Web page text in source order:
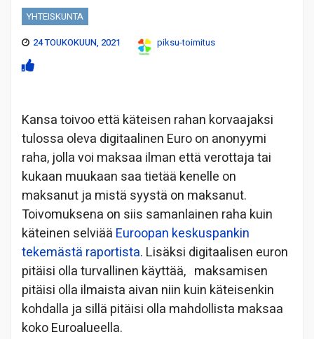
YHTEISKUNTA
24 TOUKOKUUN, 2021
piksu-toimitus
Kansa toivoo että käteisen rahan korvaajaksi
tulossa oleva digitaalinen Euro on anonyymi
raha, jolla voi maksaa ilman että verottaja tai
kukaan muukaan saa tietää kenelle on
maksanut ja mistä syystä on maksanut.
Toivomuksena on siis samanlainen raha kuin
käteinen selviää Euroopan keskuspankin
tekemästä raportista. Lisäksi digitaalisen euron
pitäisi olla turvallinen käyttää, maksamisen
pitäisi olla ilmaista aivan niin kuin käteisenkin
kohdalla ja sillä pitäisi olla mahdollista maksaa
koko Euroalueella.